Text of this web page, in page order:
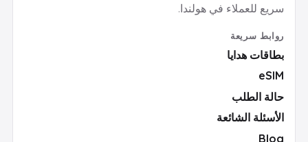
سريع للعملاء في هولندا.
روابط سريعة
بطاقات هدايا
eSIM
حالة الطلب
الأسئلة الشائعة
Blog